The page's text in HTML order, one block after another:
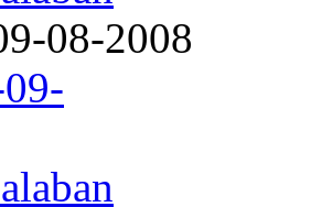
08-2008